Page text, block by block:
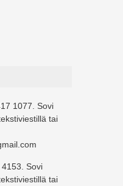
1077. Sovi
tai
Sovi
tai